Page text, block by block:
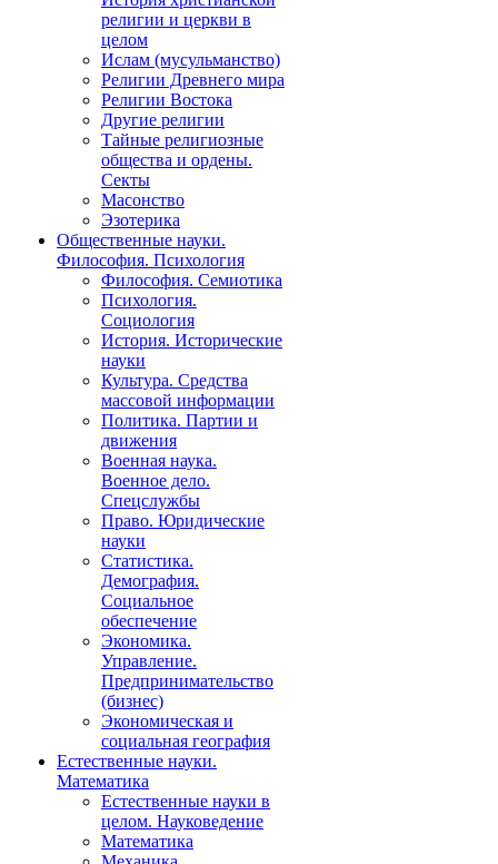
религии и церкви в
целом
Ислам (мусульманство)
Религии Древнего мира
Религии Востока
Другие религии
Тайные религиозные
общества и ордены.
Секты
Масонство
Эзотерика
Общественные науки.
Философия. Психология
Философия. Семиотика
Психология.
Социология
История. Исторические
науки
Культура. Средства
массовой информации
Политика. Партии и
движения
Военная наука.
Военное дело.
Спецслужбы
Право. Юридические
науки
Статистика.
Демография.
Социальное
обеспечение
Экономика.
Управление.
Предпринимательство
(бизнес)
Экономическая и
социальная география
Естественные науки.
Математика
Естественные науки в
целом. Науковедение
Математика